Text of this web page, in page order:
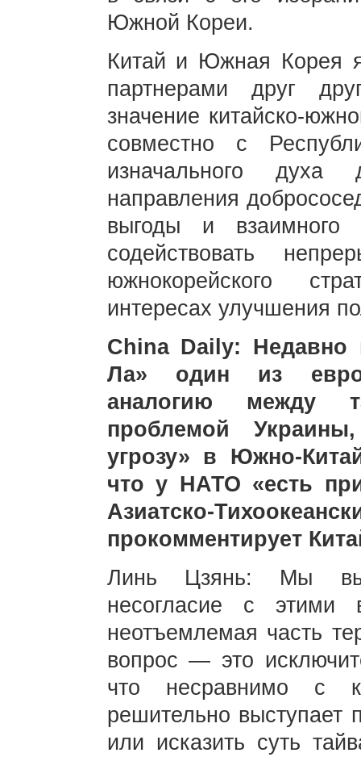
Южной Кореи.
Китай и Южная Корея
партнерами друг
значение китайско-
совместно с
изначального духа
направления
выгоды и взаимного
содействовать
южнокорейского
интересах улучшения
China Daily: Недавно
Ла» один из
аналогию между
проблемой
угрозу» в Южно-
что у НАТО «есть
Азиатско-
прокомментирует
Линь Цзянь: Мы
несогласие с этими
неотъемлемая часть
вопрос — это
что несравнимо с
решительно выступает
или исказить суть